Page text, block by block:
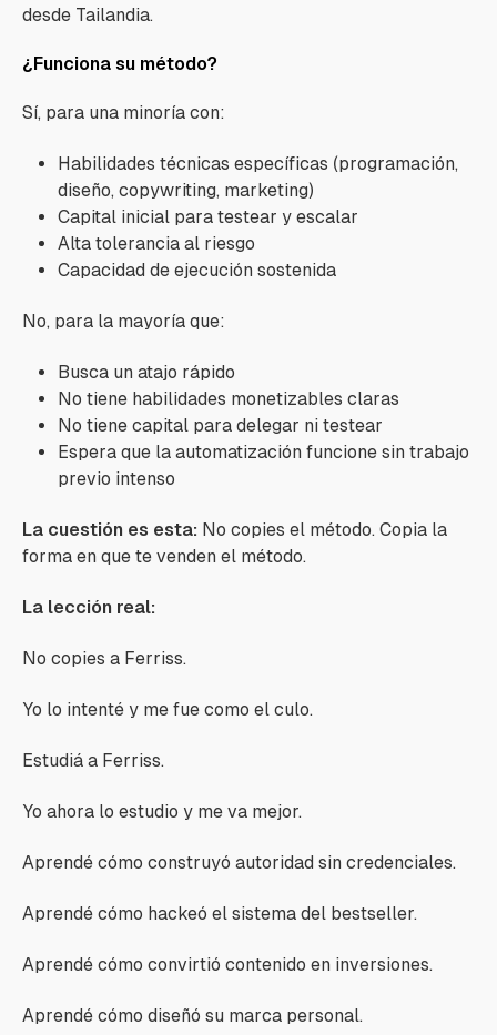
desde Tailandia.
¿Funciona su método?
Sí, para una minoría con:
Habilidades técnicas específicas (programación,
diseño, copywriting, marketing)
Capital inicial para testear y escalar
Alta tolerancia al riesgo
Capacidad de ejecución sostenida
No, para la mayoría que:
Busca un atajo rápido
No tiene habilidades monetizables claras
No tiene capital para delegar ni testear
Espera que la automatización funcione sin trabajo
previo intenso
La cuestión es esta: No copies el método. Copia la
forma en que te venden el método.
La lección real:
No copies a Ferriss.
Yo lo intenté y me fue como el culo.
Estudiá a Ferriss.
Yo ahora lo estudio y me va mejor.
Aprendé cómo construyó autoridad sin credenciales.
Aprendé cómo hackeó el sistema del bestseller.
Aprendé cómo convirtió contenido en inversiones.
Aprendé cómo diseñó su marca personal.